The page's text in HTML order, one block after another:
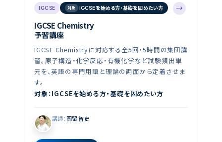
→
IGCSE IGCSEを始める方・基礎を固めたい方
IGCSE Chemistry
予習講座
IGCSE Chemistryに対応する全5回・5時間の集団講
習。原子構造・化学反応・有機化学など試験頻出単
元を、英語の専門用語と理論の両面から定着させま
す。
対象：IGCSEを始める方・基礎を固めたい方
講師： 岡留 智史